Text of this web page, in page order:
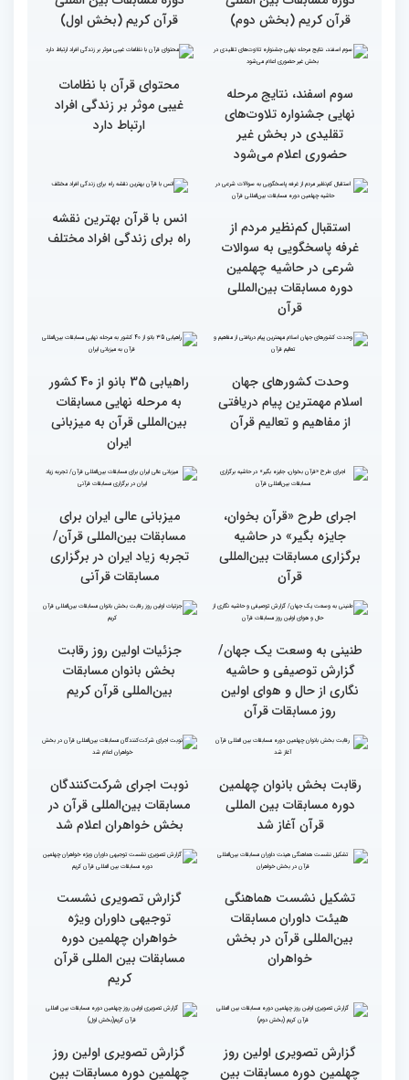
گزارش تصویری بازدید
متسابقین چهلمین دوره
مسابقات بین المللی قرآن
کریم از باغ موزه دفاع
مقدس(بخش اول)
جزئیات دومین روز رقابت
بخش برادران مسابقات
بین‌المللی قرآن کریم
گزارش تصویری اولین روز
رقابت بخش بانوان چهلمین
دوره مسابقات بین المللی
قرآن کریم (بخش دوم)
رقابت بخش بانوان چهلمین
قرآن کریم (بخش اول)
سوم اسفند، نتایج مرحله
نهایی جشنواره تلاوت‌های
تقلیدی در بخش غیر
حضوری اعلام می‌شود
ارتباط دارد
استقبال کم‌نظیر مردم از
شرعی در حاشیه چهلمین
دوره مسابقات بین‌المللی
قرآن
انس با قرآن بهترین نقشه
راه برای زندگی افراد مختلف
وحدت کشورهای جهان
اسلام مهمترین پیام دریافتی
از مفاهیم و تعالیم قرآن
به مرحله نهایی مسابقات
بین‌المللی قرآن به میزبانی
ایران
اجرای طرح «قرآن بخوان،
جایزه بگیر» در حاشیه
برگزاری مسابقات بین‌المللی
قرآن
مسابقات بین‌المللی قرآن/
تجربه زیاد ایران در برگزاری
مسابقات قرآنی
طنینی به وسعت یک جهان/
گزارش توصیفی و حاشیه
نگاری از حال و هوای اولین
روز مسابقات قرآن
جزئیات اولین روز رقابت
بخش بانوان مسابقات
بین‌المللی قرآن کریم
دوره مسابقات بین المللی
قرآن آغاز شد
نوبت اجرای شرکت‌کنندگان
مسابقات بین‌المللی قرآن در
بخش خواهران اعلام شد